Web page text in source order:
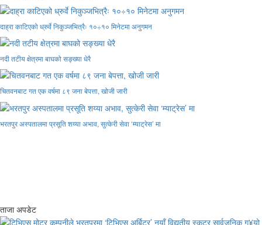
दाह्रा काटिएको ध्रुर्वे निकुञ्जभित्रैः १०÷१० मिनेटमा अनुगमन
नदी तटीय क्षेत्रमा बाघको सङ्ख्या धेरै
चितवनबाट गत एक वर्षमा ८९ जना बेपत्ता, खोजी जारी
भरतपुर अस्पतालमा प्रसूति शय्या अभाव, सुत्केरी सेवा ‘म्याट्रेस’ मा
ताजा अपडेट